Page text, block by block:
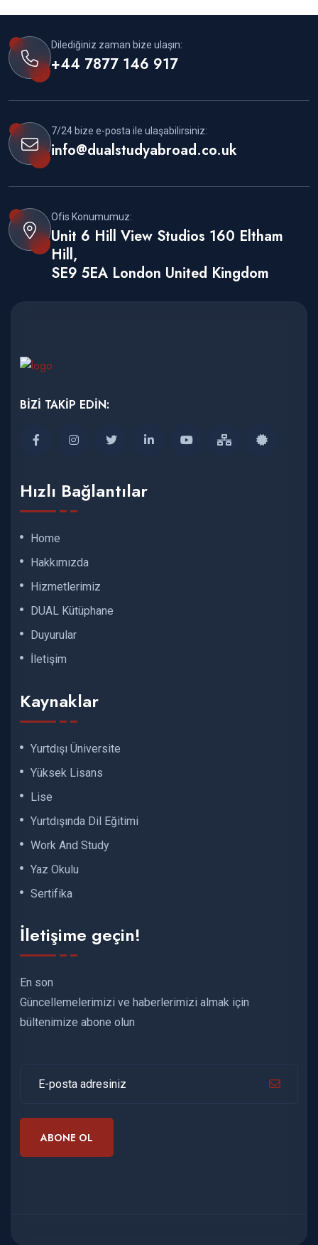
Dilediğiniz zaman bize ulaşın:
+44 7877 146 917
7/24 bize e-posta ile ulaşabilirsiniz:
info@dualstudyabroad.co.uk
Ofis Konumumuz:
Unit 6 Hill View Studios 160 Eltham
Hill,
SE9 5EA London United Kingdom
BİZİ TAKİP EDİN:
Hızlı Bağlantılar
Home
Hakkımızda
Hizmetlerimiz
DUAL Kütüphane
Duyurular
İletişim
Kaynaklar
Yurtdışı Üniversite
Yüksek Lisans
Lise
Yurtdışında Dil Eğitimi
Work And Study
Yaz Okulu
Sertifika
İletişime geçin!
En son
Güncellemelerimizi ve haberlerimizi almak için
bültenimize abone olun
ABONE OL